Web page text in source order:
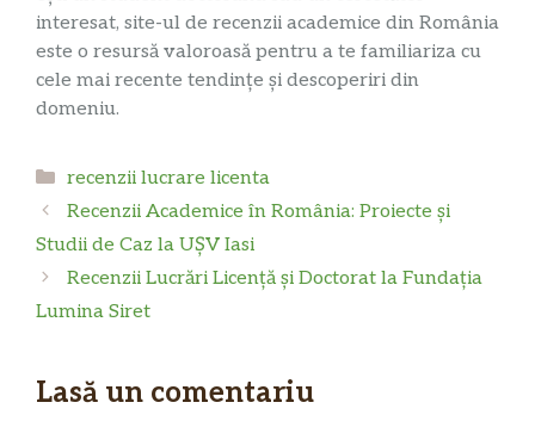
interesat, site-ul de recenzii academice din România
este o resursă valoroasă pentru a te familiariza cu
cele mai recente tendințe și descoperiri din
domeniu.
Categorii
recenzii lucrare licenta
Recenzii Academice în România: Proiecte și
Studii de Caz la UȘV Iasi
Recenzii Lucrări Licență și Doctorat la Fundația
Lumina Siret
Lasă un comentariu